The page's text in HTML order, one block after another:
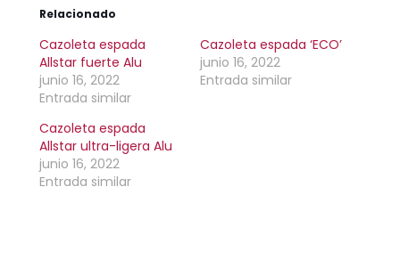
Relacionado
Cazoleta espada
Allstar fuerte Alu
junio 16, 2022
Entrada similar
Cazoleta espada ‘ECO’
junio 16, 2022
Entrada similar
Cazoleta espada
Allstar ultra-ligera Alu
junio 16, 2022
Entrada similar